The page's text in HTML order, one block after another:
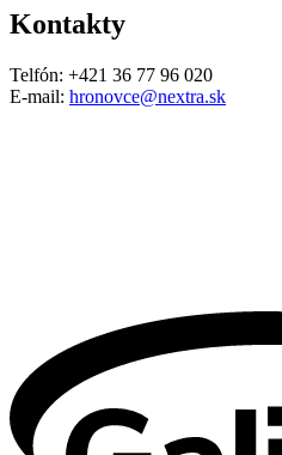
Kontakty
Telfón: +421 36 77 96 020
E-mail: hronovce@nextra.sk